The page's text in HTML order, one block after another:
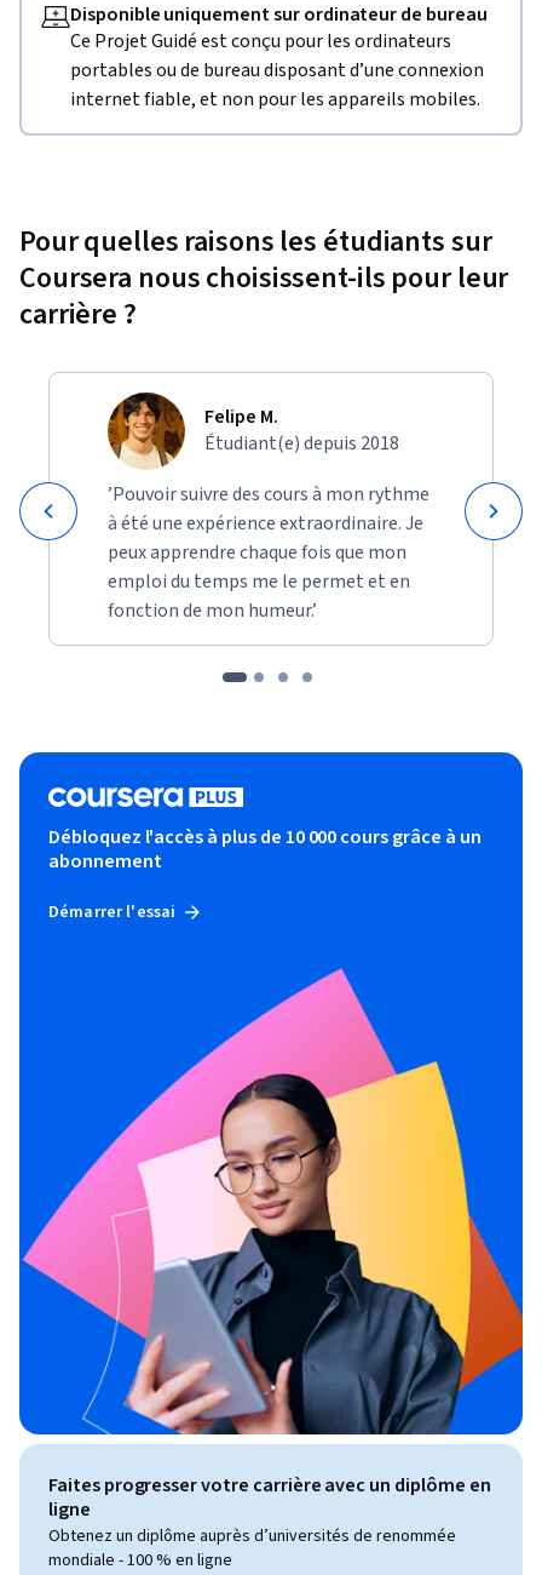
Disponible uniquement sur ordinateur de bureau
Ce Projet Guidé est conçu pour les ordinateurs
portables ou de bureau disposant d’une connexion
internet fiable, et non pour les appareils mobiles.
Pour quelles raisons les étudiants sur
Coursera nous choisissent-ils pour leur
carrière ?
Felipe M.
Étudiant(e) depuis 2018
’Pouvoir suivre des cours à mon rythme
à été une expérience extraordinaire. Je
peux apprendre chaque fois que mon
emploi du temps me le permet et en
fonction de mon humeur.’
Débloquez l'accès à plus de 10 000 cours grâce à un
abonnement
Démarrer l'essai
Faites progresser votre carrière avec un diplôme en
ligne
Obtenez un diplôme auprès d’universités de renommée
mondiale - 100 % en ligne